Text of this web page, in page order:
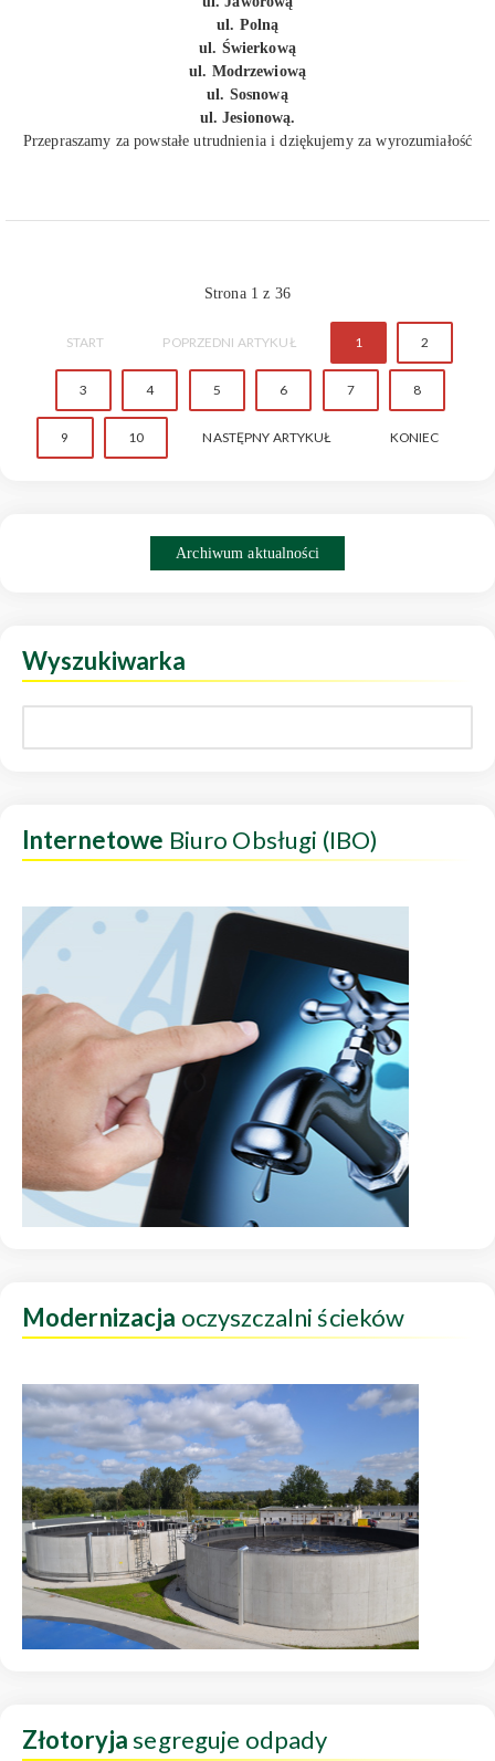
ul. Polną
ul. Świerkową
ul. Modrzewiową
ul. Sosnową
ul. Jesionową.
Przepraszamy za powstałe utrudnienia i dziękujemy za wyrozumiałość
Strona 1 z 36
START POPRZEDNI ARTYKUŁ 1 2
3 4 5 6 7 8
9 10 NASTĘPNY ARTYKUŁ KONIEC
Archiwum aktualności
Wyszukiwarka
Internetowe Biuro Obsługi (IBO)
Modernizacja oczyszczalni ścieków
Złotoryjasegreguje odpady